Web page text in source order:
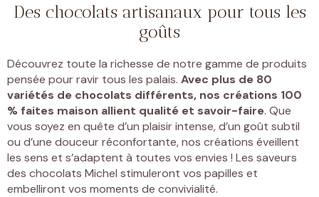
Des chocolats artisanaux pour tous les
goûts
Découvrez toute la richesse de notre gamme de produits
pensée pour ravir tous les palais. Avec plus de 80
variétés de chocolats différents, nos créations 100
% faites maison allient qualité et savoir-faire. Que
vous soyez en quête d’un plaisir intense, d’un goût subtil
ou d’une douceur réconfortante, nos créations éveillent
les sens et s’adaptent à toutes vos envies ! Les saveurs
des chocolats Michel stimuleront vos papilles et
embelliront vos moments de convivialité.